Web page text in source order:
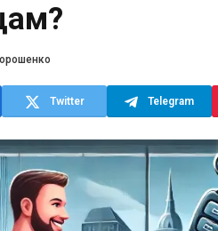
Twitter Telegram